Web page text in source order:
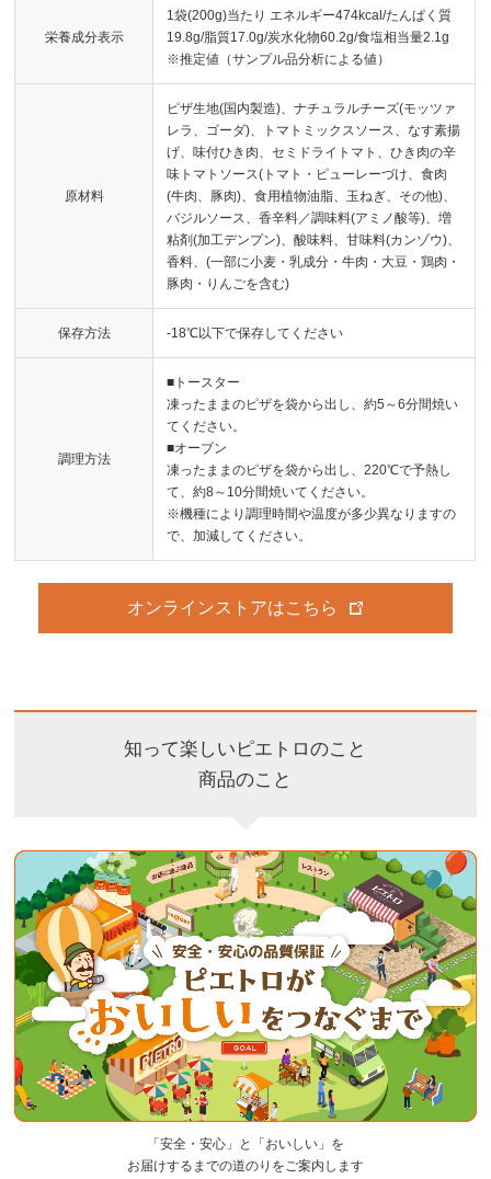
栄養成分表示
1袋(200g)当たり エネルギー474kcal/たんぱく質
19.8g/脂質17.0g/炭水化物60.2g/食塩相当量2.1g
※推定値（サンプル品分析による値）
原材料
ピザ生地(国内製造)、ナチュラルチーズ(モッツァ
レラ、ゴーダ)、トマトミックスソース、なす素揚
げ、味付ひき肉、セミドライトマト、ひき肉の辛
味トマトソース(トマト・ピューレーづけ、食肉
(牛肉、豚肉)、食用植物油脂、玉ねぎ、その他)、
バジルソース、香辛料／調味料(アミノ酸等)、増
粘剤(加工デンプン)、酸味料、甘味料(カンゾウ)、
香料、(一部に小麦・乳成分・牛肉・大豆・鶏肉・
豚肉・りんごを含む)
保存方法 -18℃以下で保存してください
調理方法
■トースター
凍ったままのピザを袋から出し、約5～6分間焼い
てください。
■オーブン
凍ったままのピザを袋から出し、220℃で予熱し
て、約8～10分間焼いてください。
※機種により調理時間や温度が多少異なりますの
で、加減してください。
オンラインストアはこちら
知って楽しいピエトロのこと
商品のこと
「安全・安心」と「おいしい」を
お届けするまでの道のりをご案内します